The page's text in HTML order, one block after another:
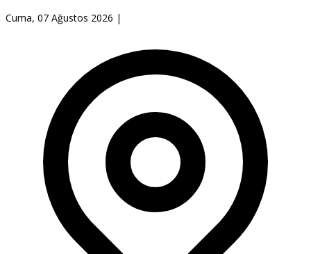
Cuma, 07 Ağustos 2026 |